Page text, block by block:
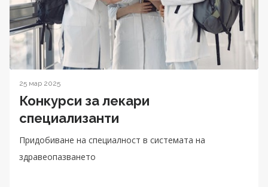
25 мар 2025
Конкурси за лекари
специализанти
Придобиване на специалност в системата на
здравеопазването